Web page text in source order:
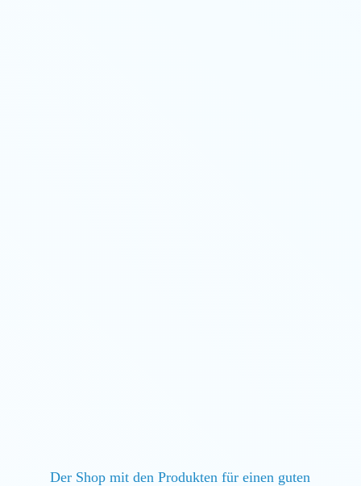
Der Shop mit den Produkten für einen guten